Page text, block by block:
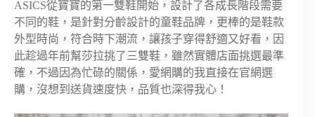
ASICS從寶寶的第一雙鞋開始，設計了各成長階段需要
不同的鞋，是針對分齡設計的童鞋品牌，更棒的是鞋款
外型時尚，符合時下潮流，讓孩子穿得舒適又好看，因
此趁過年前幫莎拉挑了三雙鞋，雖然實體店面挑選最準
確，不過因為忙碌的關係，愛網購的我直接在官網選
購，沒想到送貨速度快，品質也深得我心！